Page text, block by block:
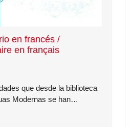
en francés /
en français
que desde la biblioteca
Modernas se han…